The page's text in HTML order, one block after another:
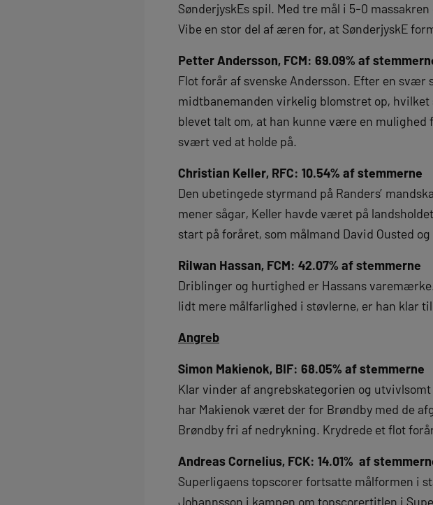
SønderjyskEs spil. Med tre mål i 5-0
Vibe en stor del af æren for, at SønderjyskE
Petter Andersson, FCM: 69.09% af
Flot forår af svenske Andersson. Efter en
midtbanemanden virkelig blomstret op,
blevet talt om, at han kunne være en mulighed
svært ved at holde på.
Christian Keller, RFC: 10.54% af stemmerne
Den ubetingede styrmand på Randers’
mener sågar, Keller havde været på
start på foråret, som målmand David Ousted
Rilwan Hassan, FCM: 42.07% af stemmerne
Driblinger og hurtighed er Hassans
lidt mere målfarlighed i støvlerne, er han klar
Angreb
Simon Makienok, BIF: 68.05% af stemmerne
Klar vinder af angrebskategorien og
har Makienok været der for Brøndby med de
Brøndby fri af nedrykning. Krydrede et flot
Andreas Cornelius, FCK: 14.01% af
Superligaens topscorer fortsatte målformen i
Johannsson i kampen om topscorertitlen i